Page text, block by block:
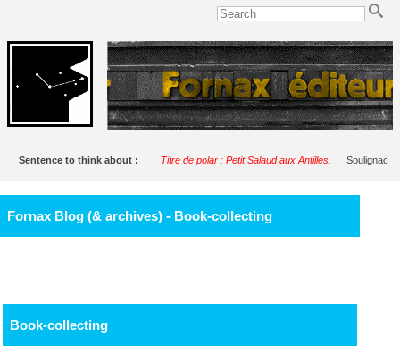
Sentence to think about : Titre de polar : Petit Salaud aux Antilles. Soulignac
Fornax Blog (& archives) - Book-collecting
Book-collecting